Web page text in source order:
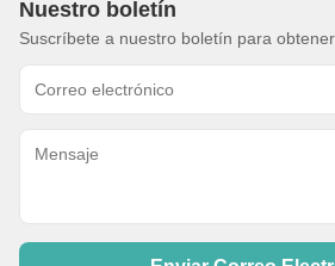
Nuestro boletín
Suscríbete a nuestro boletín para